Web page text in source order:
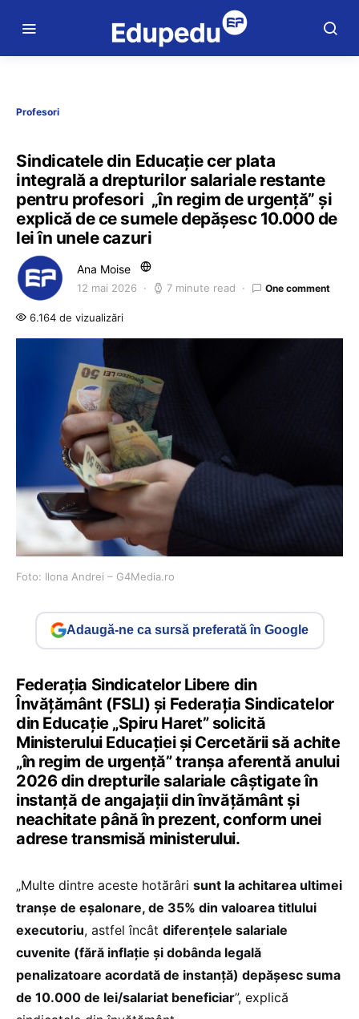
Profesori
Sindicatele din Educație cer plata
integrală a drepturilor salariale restante
pentru profesori „în regim de urgență” și
explică de ce sumele depășesc 10.000 de
lei în unele cazuri
Ana Moise
12 mai 2026 7 minute read One comment
6.164 de vizualizări
Foto: Ilona Andrei – G4Media.ro
Adaugă-ne ca sursă preferată în Google
Federația Sindicatelor Libere din
Învățământ (FSLI) și Federația Sindicatelor
din Educație „Spiru Haret” solicită
Ministerului Educației și Cercetării să achite
„în regim de urgență” tranșa aferentă anului
2026 din drepturile salariale câștigate în
instanță de angajații din învățământ și
neachitate până în prezent, conform unei
adrese transmisă ministerului.
„Multe dintre aceste hotărâri sunt la achitarea ultimei
tranșe de eșalonare, de 35% din valoarea titlului
executoriu, astfel încât diferențele salariale
cuvenite (fără inflație și dobânda legală
penalizatoare acordată de instanță) depășesc suma
de 10.000 de lei/salariat beneficiar”, explică